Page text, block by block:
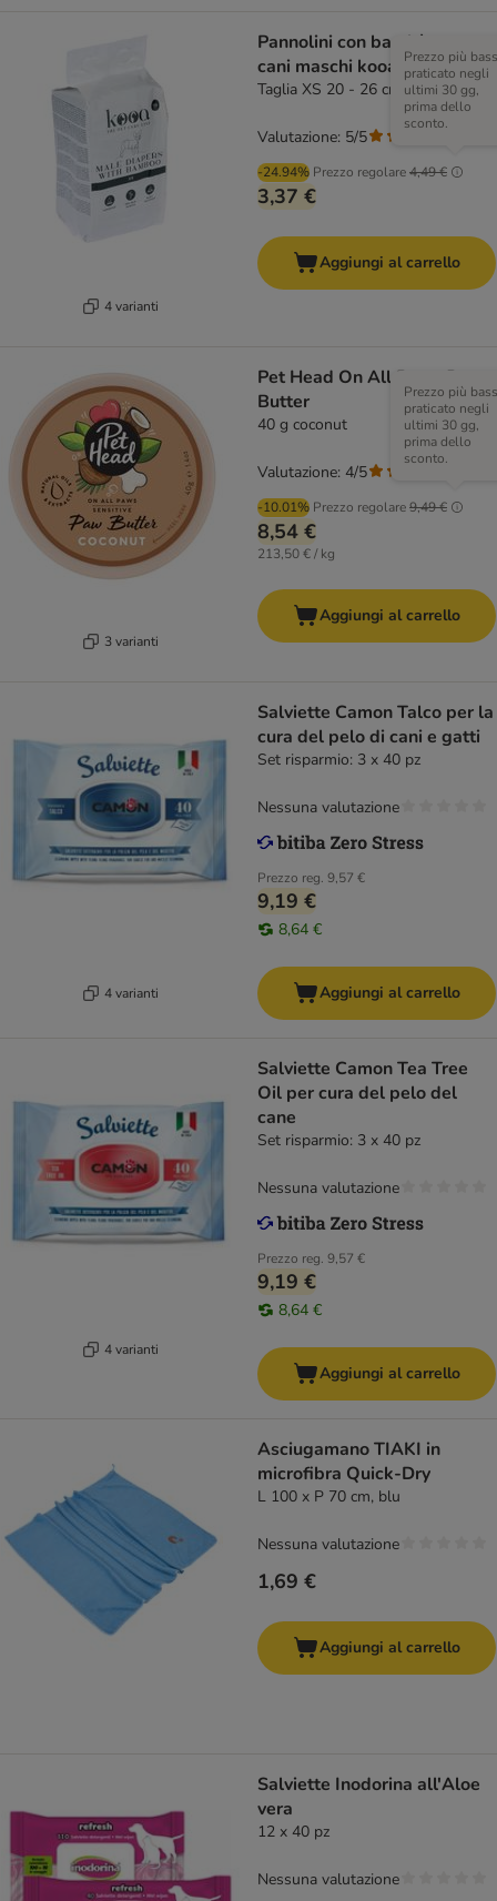
4 varianti
Pannolini con bambù per
cani maschi kooa
Taglia XS 20 - 26 cm, 12 pz
-24.94% Prezzo regolare4,49 €
Prezzo più
praticato negli
ultimi 30 gg,
prima dello
sconto.
3,37 €
Valutazione: 5/5
Aggiungi al carrello
3 varianti
Pet Head On All Paws Paw
Butter
40 g coconut
-10.01% Prezzo regolare9,49 €
Prezzo più
praticato negli
ultimi 30 gg,
prima dello
sconto.
8,54 €
213,50 € / kg
Valutazione: 4/5
Aggiungi al carrello
4 varianti
Salviette Camon Talco per la
cura del pelo di cani e gatti
Set risparmio: 3 x 40 pz
Prezzo reg. 9,57 €
9,19 €
8,64 €
Nessuna valutazione
Aggiungi al carrello
4 varianti
Salviette Camon Tea Tree
Oil per cura del pelo del
cane
Set risparmio: 3 x 40 pz
Prezzo reg. 9,57 €
9,19 €
8,64 €
Nessuna valutazione
Aggiungi al carrello
Asciugamano TIAKI in
microfibra Quick-Dry
L 100 x P 70 cm, blu
1,69 €
Nessuna valutazione
Aggiungi al carrello
Salviette Inodorina all'Aloe
vera
12 x 40 pz
Nessuna valutazione